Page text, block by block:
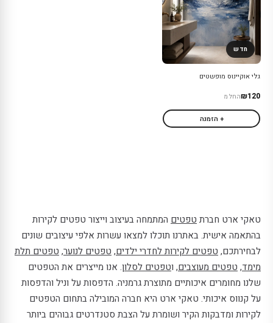
חדש
גלי אוקיינוס מופשטים
₪120החל מ
+ הזמנה
טאקי ארט חברת טפטים המתמחה בעיצוב וייצור טפטים לקירות
בהתאמה אישית. באתרנו תוכלו למצאו עשרות אלפי עיצובים שונים
לבחירתכם, טפטים לקירות לחדרי ילדים, טפטים לנוער, טפטים תלת
מימד, טפטים מעוצבים, וטפטים לסלון. אנו מייצרים את הטפטים
שלנו מחומרים איכותיים מתוצרת גרמניה. הדפסות על וניל והדפסות
על קנווס איכותי. טאקי ארט היא חברה המובילה בתחום הטפטים
לקירות ומדבקות הקיר ושומרת על הצבת סטנדרטים גבוהים ביותר